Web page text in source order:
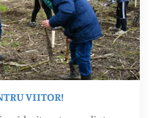
VIITOR!